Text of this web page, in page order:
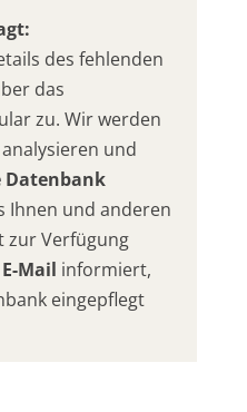
des fehlenden
das
zu. Wir werden
und
Datenbank
Ihnen und anderen
zur Verfügung
E-Mail informiert,
eingepflegt